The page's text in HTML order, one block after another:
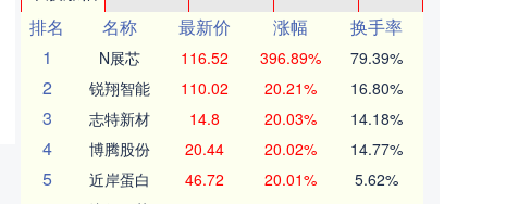
排名
名称 最新价 涨幅
换手率
1
N展芯 116.52 396.89% 79.39%
2 锐翔智能 110.02 20.21% 16.80%
3 志特新材 14.8 20.03% 14.18%
4 博腾股份 20.44 20.02% 14.77%
5 近岸蛋白 46.72 20.01% 5.62%